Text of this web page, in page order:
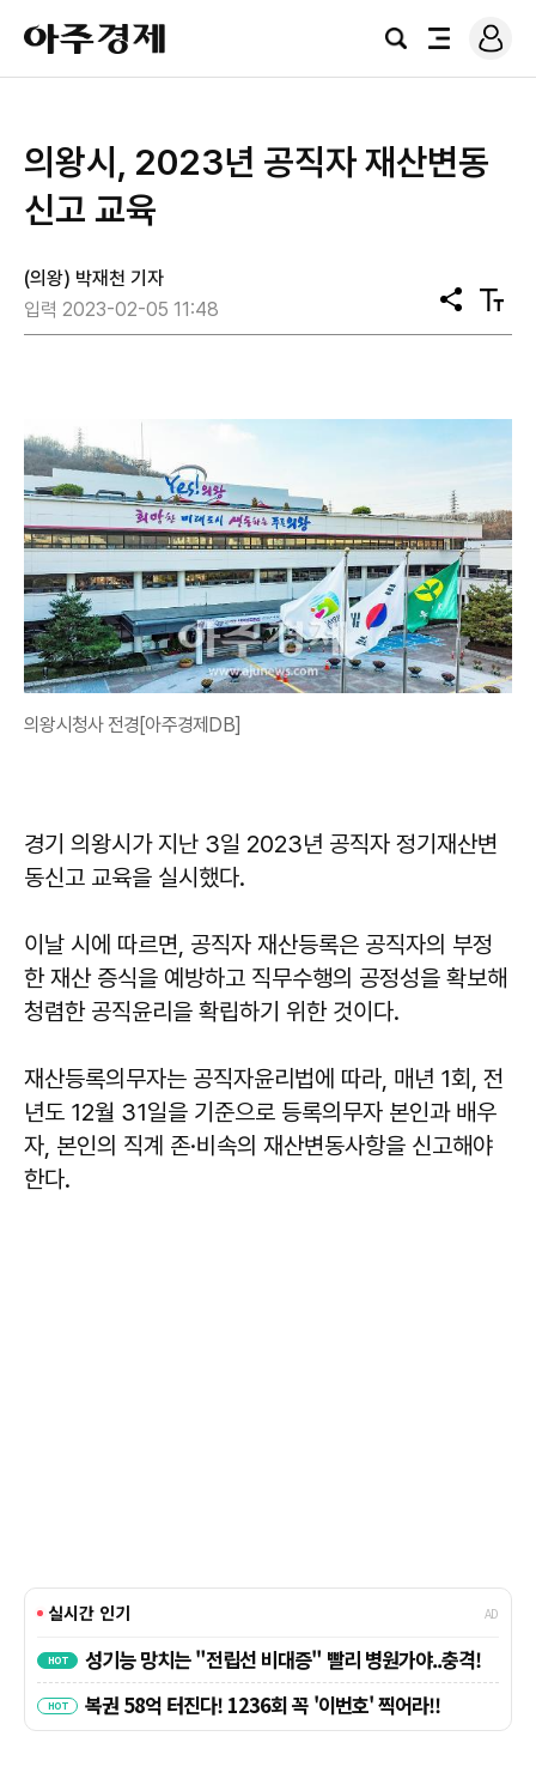
아
주
경
검
전
로
그
의왕시, 2023년 공직자 재산변동
신고 교육
(의왕) 박재천 기자
입력 2023-02-05 11:48
공
유
텍
스
의왕시청사 전경[아주경제DB]
경기 의왕시가 지난 3일 2023년 공직자 정기재산변
동신고 교육을 실시했다.
이날 시에 따르면, 공직자 재산등록은 공직자의 부정
한 재산 증식을 예방하고 직무수행의 공정성을 확보해
청렴한 공직윤리을 확립하기 위한 것이다.
재산등록의무자는 공직자윤리법에 따라, 매년 1회, 전
년도 12월 31일을 기준으로 등록의무자 본인과 배우
자, 본인의 직계 존·비속의 재산변동사항을 신고해야
한다.